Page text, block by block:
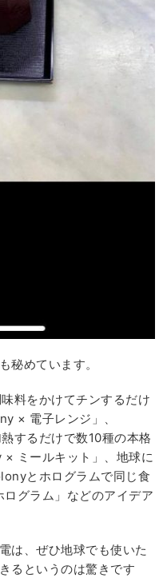
秘めています。
料をかけてチンするだけ
× 電子レンジ」、
するだけで数10種の本格
ミールキット」、地球に
とホログラムで同じ食
グラム」などのアイデア
は、ぜひ地球でも使いた
るというのは驚きです